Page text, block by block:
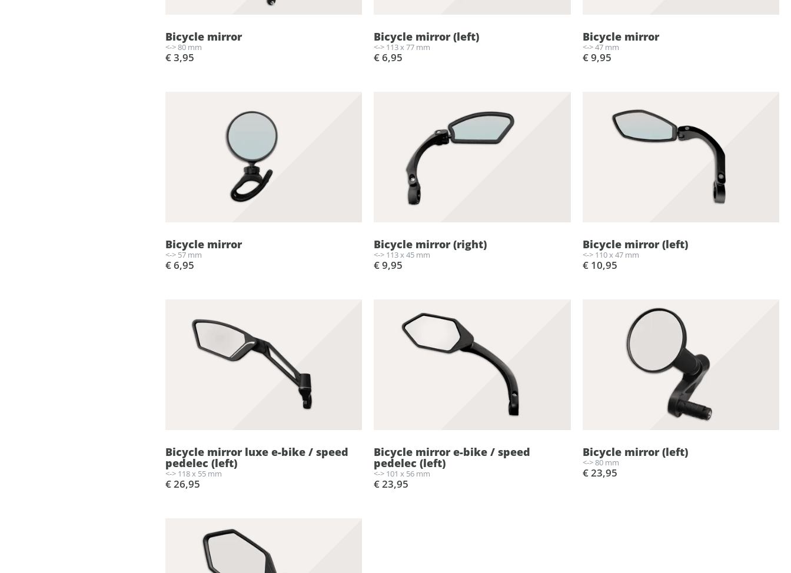
Bicycle mirror
<-> 80 mm
€ 3,95
Bicycle mirror (left)
<-> 113 x 77 mm
€ 6,95
Bicycle mirror
<-> 47 mm
€ 9,95
Bicycle mirror
<-> 57 mm
€ 6,95
Bicycle mirror (right)
<-> 113 x 45 mm
€ 9,95
Bicycle mirror (left)
<-> 110 x 47 mm
€ 10,95
Bicycle mirror luxe e-bike / speed
pedelec (left)
<-> 118 x 55 mm
€ 26,95
Bicycle mirror e-bike / speed
pedelec (left)
<-> 101 x 56 mm
€ 23,95
Bicycle mirror (left)
<-> 80 mm
€ 23,95